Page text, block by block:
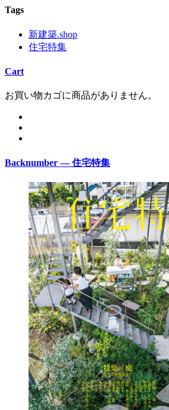
Tags
新建築.shop
住宅特集
Cart
お買い物カゴに商品がありません。
Backnumber — 住宅特集